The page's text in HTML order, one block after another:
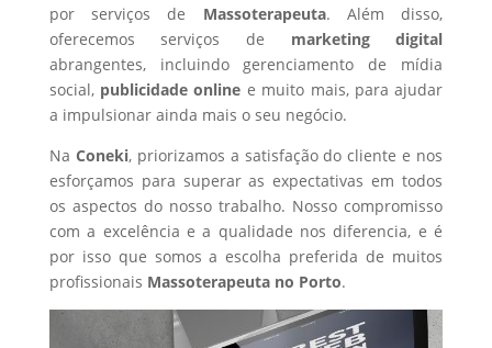
por serviços de Massoterapeuta. Além disso,
oferecemos serviços de marketing digital
abrangentes, incluindo gerenciamento de mídia
social, publicidade online e muito mais, para ajudar
a impulsionar ainda mais o seu negócio.
Na Coneki, priorizamos a satisfação do cliente e nos
esforçamos para superar as expectativas em todos
os aspectos do nosso trabalho. Nosso compromisso
com a excelência e a qualidade nos diferencia, e é
por isso que somos a escolha preferida de muitos
profissionais Massoterapeutano Porto.